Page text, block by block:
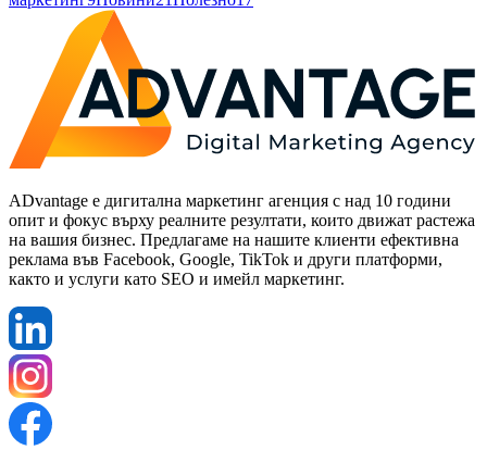
ADvantage е дигитална маркетинг агенция с над 10 години
опит и фокус върху реалните резултати, които движат растежа
на вашия бизнес. Предлагаме на нашите клиенти ефективна
реклама във Facebook, Google, TikTok и други платформи,
както и услуги като SEO и имейл маркетинг.